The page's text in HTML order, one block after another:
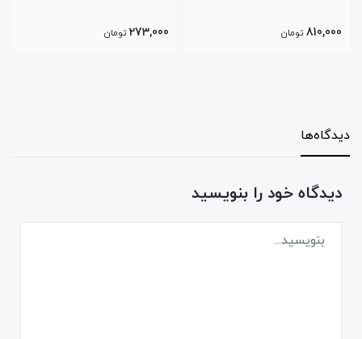
810,000 تومان 273,000 تومان
دیدگاه‌ها
دیدگاه خود را بنویسید